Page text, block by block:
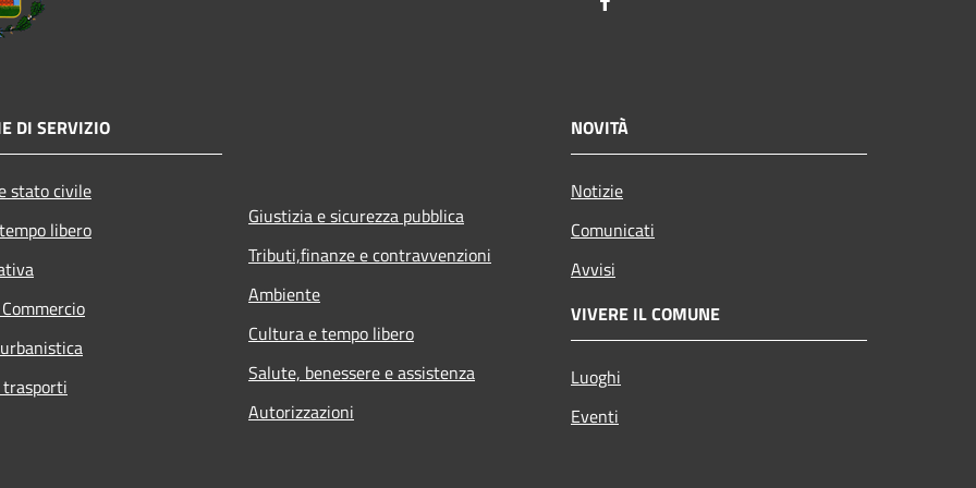
DI SERVIZIO
stato civile
libero
Giustizia e sicurezza pubblica
Tributi,finanze e contravvenzioni
Ambiente
Cultura e tempo libero
Salute, benessere e assistenza
Autorizzazioni
NOVITÀ
Notizie
Comunicati
Avvisi
VIVERE IL COMUNE
Luoghi
Eventi